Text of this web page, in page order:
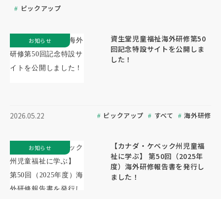
ピックアップ
資生堂児童福祉海外研修第50
回記念特設サイトを公開しま
した！
2026.05.22 ピックアップ すべて 海外研修
お知らせ
【カナダ・ケベック州児童福
祉に学ぶ】 第50回（2025年
度）海外研修報告書を発行し
ました！
お知らせ